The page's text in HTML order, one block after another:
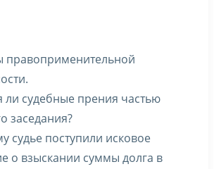
правоприменительной
ли судебные прения частью
заседания?
судье поступили исковое
о взыскании суммы долга в